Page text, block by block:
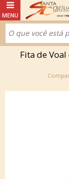
Fita de